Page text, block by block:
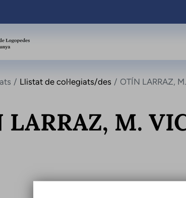
Llistat de col·legiats/des OTÍN LARRAZ,
LARRAZ, M.